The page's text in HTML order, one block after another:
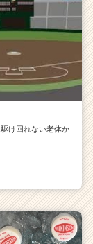
け回れない老体か